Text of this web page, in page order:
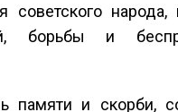
советского народа,
борьбы и
памяти и скорби,